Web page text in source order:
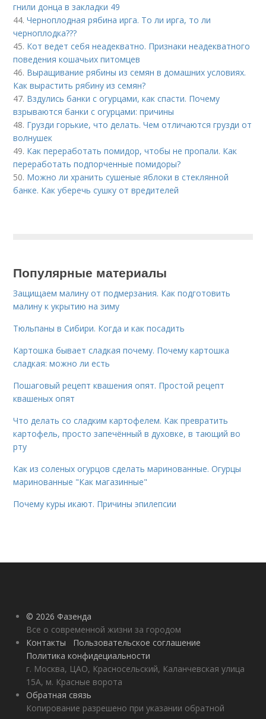
гнили донца в закладки 49
44.Черноплодная рябина ирга. То ли ирга, то ли
черноплодка???
45. Кот ведет себя неадекватно. Признаки неадекватного
поведения кошачьих питомцев
46. Выращивание рябины из семян в домашних условиях.
Как вырастить рябину из семян?
47. Вздулись банки с огурцами, как спасти. Почему
взрываются банки с огурцами: причины
48. Грузди горькие, что делать. Чем отличаются грузди от
волнушек
49. Как переработать помидор, чтобы не пропали. Как
переработать подпорченные помидоры?
50. Можно ли хранить сушеные яблоки в стеклянной
банке. Как уберечь сушку от вредителей
Популярные материалы
Защищаем малину от подмерзания. Как подготовить
малину к укрытию на зиму
Тюльпаны в Сибири. Когда и как посадить
Картошка бывает сладкая почему. Почему картошка
сладкая: можно ли есть
Пошаговый рецепт квашения опят. Простой рецепт
квашеных опят
Что делать со сладким картофелем. Как превратить
картофель, просто запечённый в духовке, в тающий во
рту
Как из соленых огурцов сделать маринованные. Огурцы
маринованные "Как магазинные"
Почему куры икают. Причины эпилепсии
© 2026 Фазенда
Все о современной жизни за городом
Контакты
Пользовательское соглашение
Политика конфидециальности
г. Москва, ЦАО, Красносельский, Каланчевская улица
15А, м. Красные ворота
Обратная связь
Копирование разрешено при указании обратной